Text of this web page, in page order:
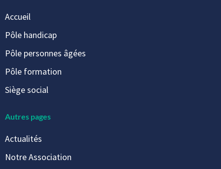
Accueil
Pôle handicap
Pôle personnes âgées
Pôle formation
Siège social
Autres pages
Actualités
Notre Association